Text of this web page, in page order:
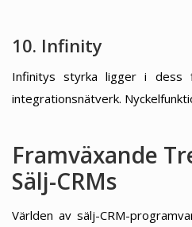
10. Infinity
Infinitys styrka ligger i dess
integrationsnätverk.
Framväxande
Sälj-CRMs
Världen av sälj-CRM-